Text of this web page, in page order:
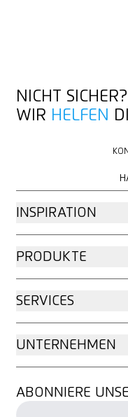
NICHT SICHER?
WIR HELFEN
INSPIRATION
PRODUKTE
SERVICES
UNTERNEHMEN
ABONNIERE